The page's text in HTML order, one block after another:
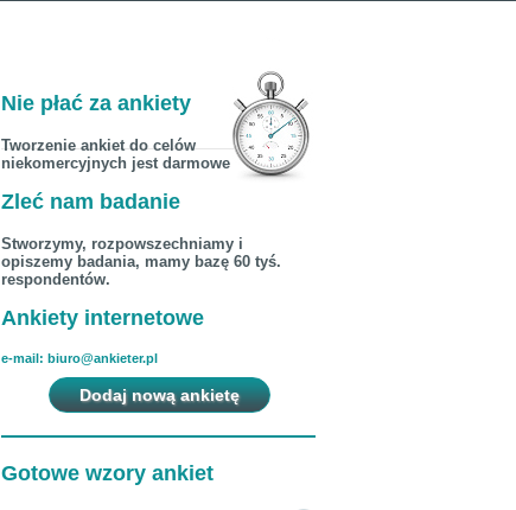
Nie płać za ankiety
Tworzenie ankiet do celów
niekomercyjnych jest darmowe
Zleć nam badanie
Stworzymy, rozpowszechniamy i
opiszemy badania, mamy bazę 60 tyś.
respondentów.
Ankiety internetowe
e-mail: biuro@ankieter.pl
Dodaj nową ankietę
Gotowe wzory ankiet